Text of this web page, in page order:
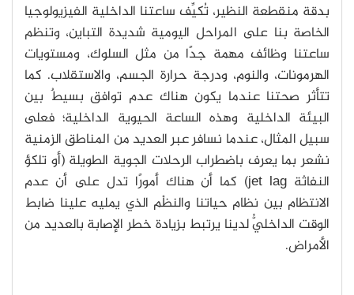
بدقة منقطعة النظير، تُكيِّف ساعتنا الداخلية الفيزيولوجيا
الخاصة بنا على المراحل اليومية شديدة التباين، وتنظم
ساعتنا وظائف مهمة جدًا من مثل السلوك، ومستويات
الهرمونات، والنوم، ودرجة حرارة الجسم، والاستقلاب. كما
تتأثر صحتنا عندما يكون هناك عدم توافق بسيطٌ بين
البيئة الداخلية وهذه الساعة الحيوية الداخلية؛ فعلى
سبيل المثال، عندما نسافر عبر العديد من المناطق الزمنية
نشعر بما يعرف باضطراب الرحلات الجوية الطويلة (أو تلكؤ
النفاثة jet lag) كما أن هناك أمورًا تدل على أن عدم
الانتظام بين نظام حياتنا والنظْم الذي يمليه علينا ضابط
الوقت الداخليُّ لدينا يرتبط بزيادة خطر الإصابة بالعديد من
الأمراض.